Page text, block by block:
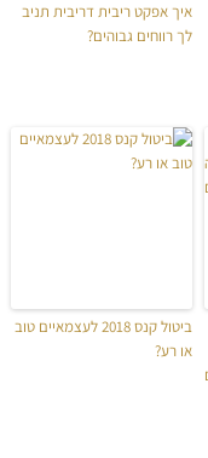
איך אפקט ריבית דריבית תניב
לך רווחים גבוהים?
ביטול קנס 2018 לעצמאיים טוב
או רע?